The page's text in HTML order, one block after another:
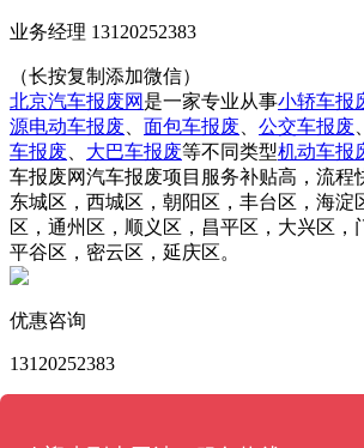
业务经理 13120252383
（长按复制添加微信）
北京汽车报废网 是一家专业从事小轿车报
源电动车报废
面包车报废 公交车报废
车报废
大巴车报废等不同类型机动车报
车报废网汽车报废项目服务补贴高，流程
东城区，西城区，朝阳区，丰台区，海淀
区，通州区，顺义区，昌平区，大兴区，
平谷区，密云区，延庆区。
优惠咨询
13120252383